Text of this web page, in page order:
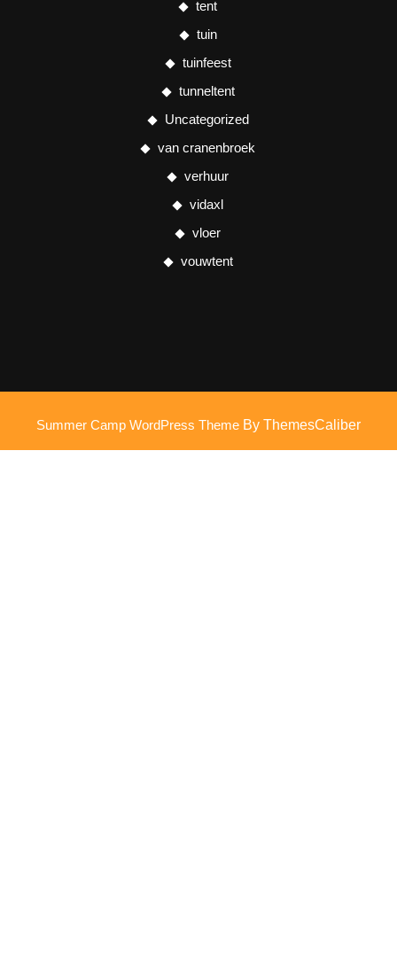
tent
tuin
tuinfeest
tunneltent
Uncategorized
van cranenbroek
verhuur
vidaxl
vloer
vouwtent
Summer Camp WordPress Theme By ThemesCaliber